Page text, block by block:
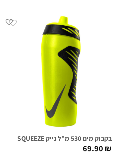
בקבוק מים 530 מ"ל נייק NIKE HYPERFUEL SQUEEZE ירוק וולט/שחור
69.90₪